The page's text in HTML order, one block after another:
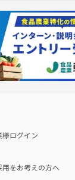
子馬
その他畜
その他動
ど）
栽
植物工場
環境制御
理
流通･商
農産物・
入
福祉
漁業･養
魚介類の
工場
WEB･IT
AT免許
管理者･
年間休日
独立支援
様ログイン
用をお考えの方へ